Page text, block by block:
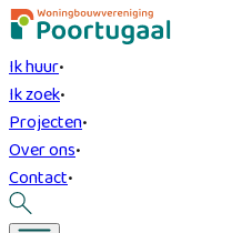
Ik huur•
Ik zoek•
Projecten•
Over ons•
Contact•